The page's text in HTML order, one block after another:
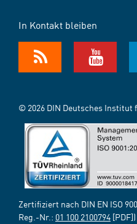
In Kontakt bleiben
© 2026 DIN Deutsches Institut
Zertifiziert nach DIN EN ISO
Reg.-Nr.: 01 100 2100794 [PDF])